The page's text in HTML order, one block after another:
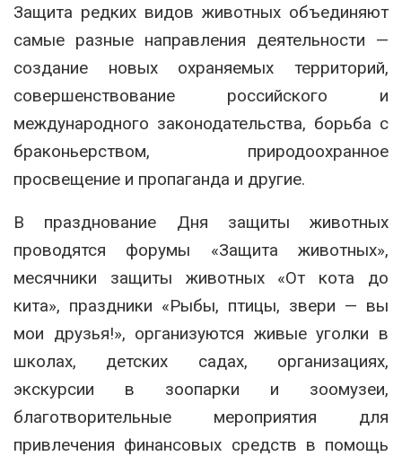
Защита редких видов животных объединяют
самые разные направления деятельности —
создание новых охраняемых территорий,
совершенствование российского и
международного законодательства, борьба с
браконьерством, природоохранное
просвещение и пропаганда и другие.
В празднование Дня защиты животных
проводятся форумы «Защита животных»,
месячники защиты животных «От кота до
кита», праздники «Рыбы, птицы, звери — вы
мои друзья!», организуются живые уголки в
школах, детских садах, организациях,
экскурсии в зоопарки и зоомузеи,
благотворительные мероприятия для
привлечения финансовых средств в помощь